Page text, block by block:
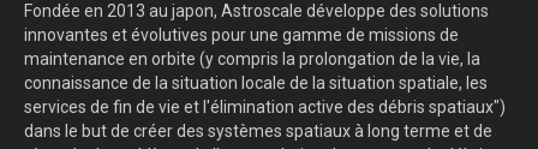
Fondée en 2013 au japon, Astroscale développe des solutions
innovantes et évolutives pour une gamme de missions de
maintenance en orbite (y compris la prolongation de la vie, la
connaissance de la situation locale de la situation spatiale, les
services de fin de vie et l'élimination active des débris spatiaux")
dans le but de créer des systèmes spatiaux à long terme et de